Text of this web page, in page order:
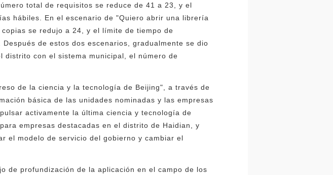
total de requisitos se reduce de 41 a 23, y el
hábiles. En el escenario de "Quiero abrir una librería
se redujo a 24, y el límite de tiempo de
de estos dos escenarios, gradualmente se dio
distrito con el sistema municipal, el número de
de la ciencia y la tecnología de Beijing", a través de
básica de las unidades nominadas y las empresas
activamente la última ciencia y tecnología de
empresas destacadas en el distrito de Haidian, y
el modelo de servicio del gobierno y cambiar el
de profundización de la aplicación en el campo de los